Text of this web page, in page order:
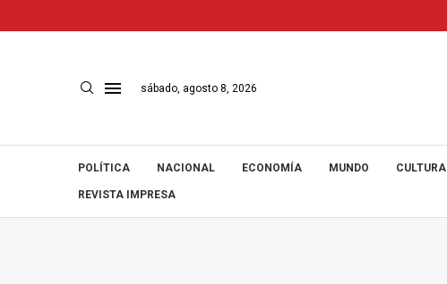
sábado, agosto 8, 2026
POLÍTICA NACIONAL ECONOMÍA MUNDO CULTURA
REVISTA IMPRESA